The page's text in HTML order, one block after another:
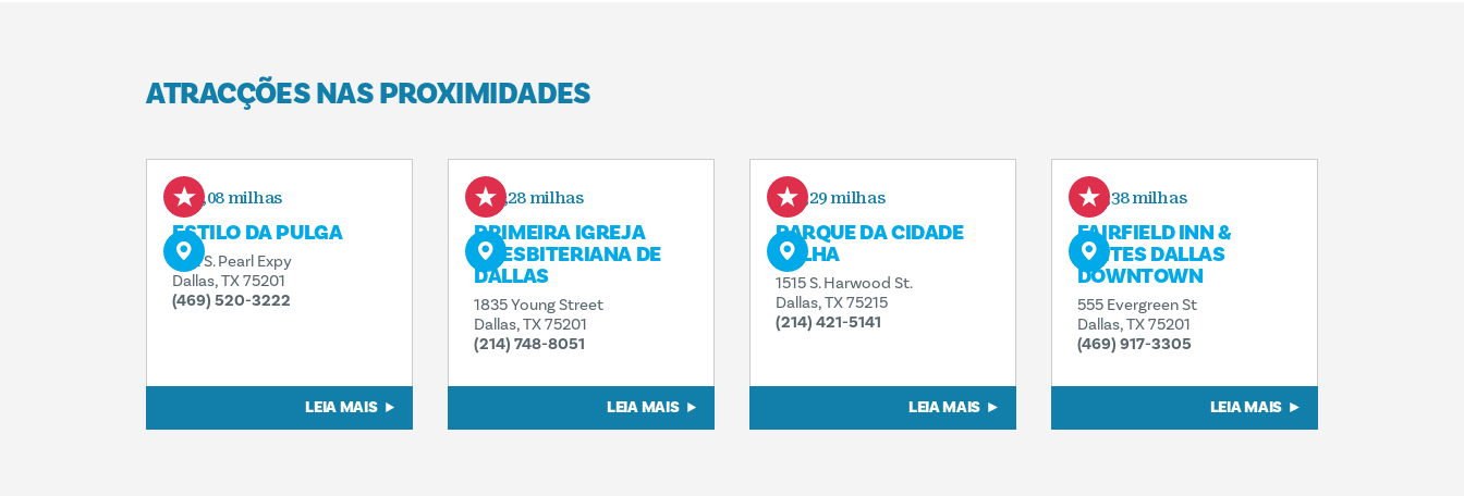
ATRACÇÕES NAS PROXIMIDADES
0,08 milhas
ESTILO DA PULGA
902 S. Pearl Expy
Dallas, TX 75201
(469) 520-3222
LEIA MAIS
0,28 milhas
PRIMEIRA IGREJA
PRESBITERIANA DE
DALLAS
1835 Young Street
Dallas, TX 75201
(214) 748-8051
LEIA MAIS
0,29 milhas
PARQUE DA CIDADE
VELHA
1515 S. Harwood St.
Dallas, TX 75215
(214) 421-5141
LEIA MAIS
0,38 milhas
FAIRFIELD INN &
SUITES DALLAS
DOWNTOWN
555 Evergreen St
Dallas, TX 75201
(469) 917-3305
LEIA MAIS